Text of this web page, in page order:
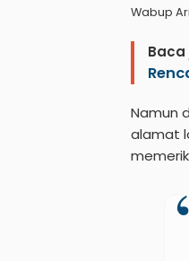
Wabup
Baca
Namun
alamat